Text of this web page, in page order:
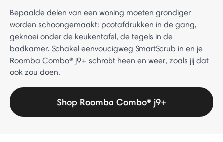
Bepaalde delen van een woning moeten grondiger
worden schoongemaakt: pootafdrukken in de gang,
geknoei onder de keukentafel, de tegels in de
badkamer. Schakel eenvoudigweg SmartScrub in en je
Roomba Combo® j9+ schrobt heen en weer, zoals jij dat
ook zou doen.
Shop Roomba Combo® j9+